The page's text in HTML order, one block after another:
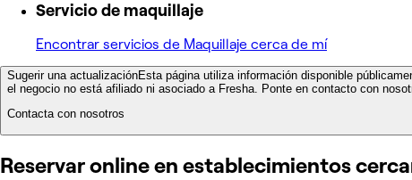
Servicio de maquillaje
Encontrar servicios de Maquillaje cerca de mí
Sugerir una actualizaciónEsta página utiliza información disponible
el negocio no está afiliado ni asociado a Fresha. Ponte en contacto con
Contacta con nosotros
Reservar online en establecimientos